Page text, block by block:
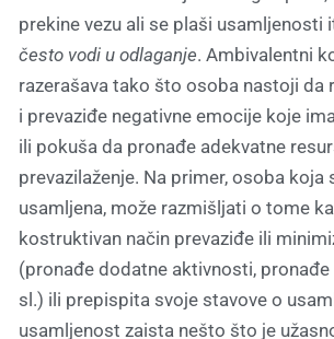
prekine vezu ali se plaši usamljenosti
često vodi u odlaganje. Ambivalentni
razerašava tako što osoba nastoji da
i prevaziđe negativne emocije koje
ili pokuša da pronađe adekvatne
prevazilaženje. Na primer, osoba koja
usamljena, može razmišljati o tome
kostruktivan način prevaziđe ili
(pronađe dodatne aktivnosti,
sl.) ili prepispita svoje stavove o
usamljenost zaista nešto što je